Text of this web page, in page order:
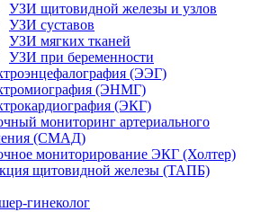
УЗИ щитовидной железы и узлов
УЗИ суставов
УЗИ мягких тканей
УЗИ при беременности
(ЭЭГ)
(ЭНМГ)
(ЭКГ)
мониторинг артериального
(СМАД)
мониторирование ЭКГ (Холтер)
щитовидной железы (ТАПБ)
гинеколог